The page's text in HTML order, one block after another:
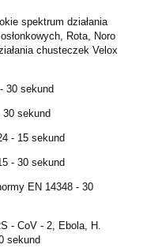
spektrum działania
Rota, Noro
chusteczek Velox
30 sekund
30 sekund
- 15 sekund
- 30 sekund
EN 14348 - 30
- CoV - 2, Ebola, H.
sekund